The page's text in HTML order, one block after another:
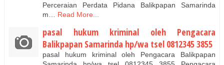
Perceraian Perdata Pidana Balikpapan Samarinda
m…
Read More...
pasal hukum kriminal oleh Pengacara
Balikpapan Samarinda hp/wa tsel 0812345 3855
pasal hukum kriminal oleh Pengacara Balikpapan